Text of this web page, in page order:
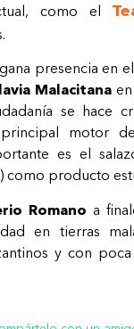
como el
presencia en
Malacitana
se hace
motor
es el
como producto
Romano a
en tierras
y con